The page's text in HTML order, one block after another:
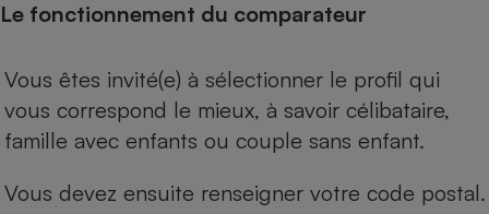
Le fonctionnement du comparateur
Vous êtes invité(e) à sélectionner le profil qui
vous correspond le mieux, à savoir célibataire,
famille avec enfants ou couple sans enfant.
Vous devez ensuite renseigner votre code postal.